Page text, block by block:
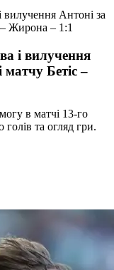
Антоні за
– Жирона – 1:1
і вилучення
матчу Бетіс –
в матчі 13-го
голів та огляд гри.